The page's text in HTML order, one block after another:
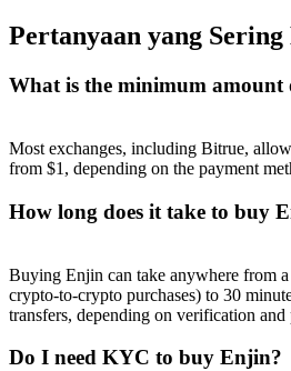
Pertanyaan yang
What is the minimum
Most exchanges, including Bitrue,
from $1, depending on the payment
How long does it take to buy
Buying Enjin can take anywhere from
crypto-to-crypto purchases) to 30
transfers, depending on verification and
Do I need KYC to buy Enjin?